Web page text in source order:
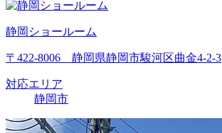
静岡ショールーム
〒422-8006 静岡県静岡市駿河区曲金4-2-3
対応エリア
静岡市